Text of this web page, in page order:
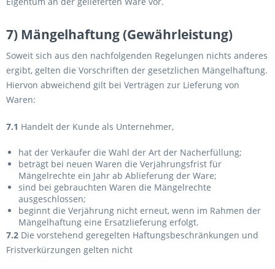
7) Mängelhaftung (Gewährleistung)
Soweit sich aus den nachfolgenden Regelungen nichts anderes
ergibt, gelten die Vorschriften der gesetzlichen Mängelhaftung.
Hiervon abweichend gilt bei Verträgen zur Lieferung von
Waren:
7.1 Handelt der Kunde als Unternehmer,
hat der Verkäufer die Wahl der Art der Nacherfüllung;
beträgt bei neuen Waren die Verjährungsfrist für
Mängelrechte ein Jahr ab Ablieferung der Ware;
sind bei gebrauchten Waren die Mängelrechte
ausgeschlossen;
beginnt die Verjährung nicht erneut, wenn im Rahmen der
Mängelhaftung eine Ersatzlieferung erfolgt.
7.2 Die vorstehend geregelten Haftungsbeschränkungen und
Fristverkürzungen gelten nicht